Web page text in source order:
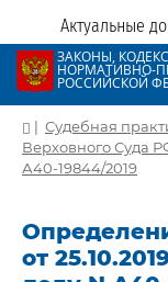
Актуальные
ЗАКОНЫ,
НОРМАТИВНО-
РОССИЙСКОЙ
| Судебная
Верховного Суда
А40-19844/2019
от